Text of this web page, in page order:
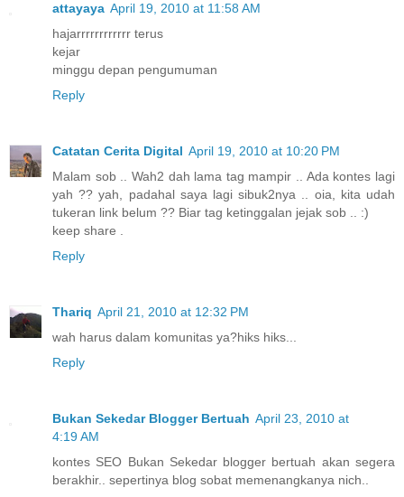
attayaya April 19, 2010 at 11:58 AM
hajarrrrrrrrrrrr terus
kejar
minggu depan pengumuman
Reply
Catatan Cerita Digital April 19, 2010 at 10:20 PM
Malam sob .. Wah2 dah lama tag mampir .. Ada kontes lagi
yah ?? yah, padahal saya lagi sibuk2nya .. oia, kita udah
tukeran link belum ?? Biar tag ketinggalan jejak sob .. :)
keep share .
Reply
Thariq April 21, 2010 at 12:32 PM
wah harus dalam komunitas ya?hiks hiks...
Reply
Bukan Sekedar Blogger Bertuah April 23, 2010 at
4:19 AM
kontes SEO Bukan Sekedar blogger bertuah akan segera
berakhir.. sepertinya blog sobat memenangkanya nich..